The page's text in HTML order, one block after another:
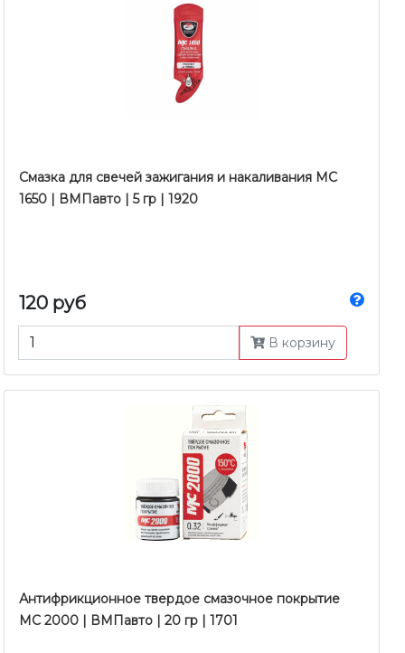
Смазка для свечей зажигания и накаливания МС
1650 | ВМПавто | 5 гр | 1920
120 руб
В корзину
Антифрикционное твердое смазочное покрытие
МС 2000 | ВМПавто | 20 гр | 1701